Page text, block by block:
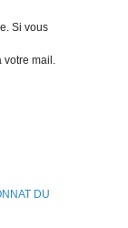
Si vous
votre mail.